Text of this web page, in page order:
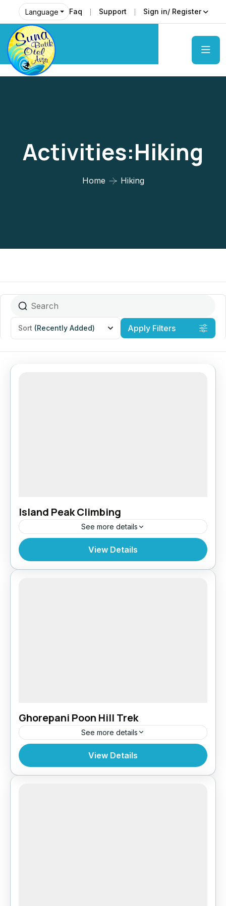
Language Faq Support Sign in/ Register
Activities:Hiking
Home Hiking
Sort (Recently Added) Apply Filters
Island Peak Climbing
See more details
Pokhara , Tibet
View Details
Ghorepani Poon Hill Trek
See more details
Pokhara
View Details